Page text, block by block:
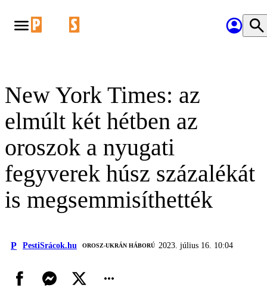
New York Times: az
elmúlt két hétben az
oroszok a nyugati
fegyverek húsz százalékát
is megsemmisíthették
P PestiSrácok.hu ‎ OROSZ-UKRÁN HÁBORÚ 2023. július 16. 10:04